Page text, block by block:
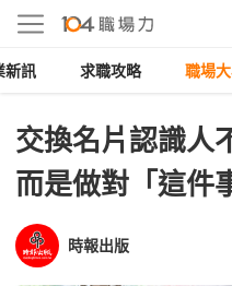
新訊 求職攻略 職場
交換名片認識人
而是做對「這件
時報出版